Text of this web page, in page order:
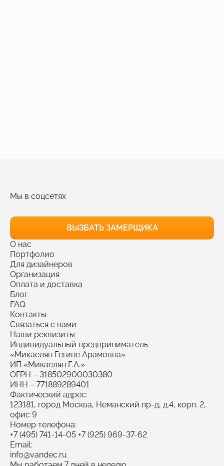
Мы в соцсетях
ВЫЗВАТЬ ЗАМЕРЩИКА
О нас
Портфолио
Для дизайнеров
Организация
Оплата и доставка
Блог
FAQ
Контакты
Связаться с нами
Наши реквизиты
Индивидуальный предприниматель
«Микаелян Гегине Арамовна»
ИП «Микаелян Г.А.»
ОГРН – 318502900030380
ИНН – 771889289401
Фактический адрес:
123181, город Москва, Неманский пр-д, д.4, корп. 2,
офис 9
Номер телефона:
+7 (495) 741-14-05 +7 (925) 969-37-62
Email:
info@vandec.ru